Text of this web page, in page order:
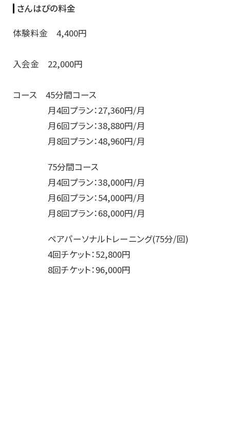
さんはぴの料金
体験料金 4,400円
入会金 22,000円
コース 45分間コース
月4回プラン：27,360円/月
月6回プラン：38,880円/月
月8回プラン：48,960円/月
75分間コース
月4回プラン：38,000円/月
月6回プラン：54,000円/月
月8回プラン：68,000円/月
ペアパーソナルトレーニング(75分/回)
4回チケット：52,800円
8回チケット：96,000円